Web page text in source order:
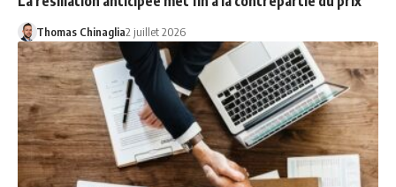
Thomas Chinaglia2 juillet 2026